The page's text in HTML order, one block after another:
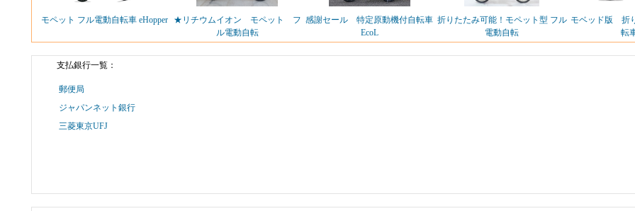
モペット フル電動自転車 eHopper
★リチウムイオン モペット フ
ル電動自転
感謝セール 特定原動機付自転車
EcoL
折りたたみ可能！モペット型 フル
電動自転
モベッド版 折
転
支払銀行一覧：
郵便局
ジャパンネット銀行
三菱東京UFJ